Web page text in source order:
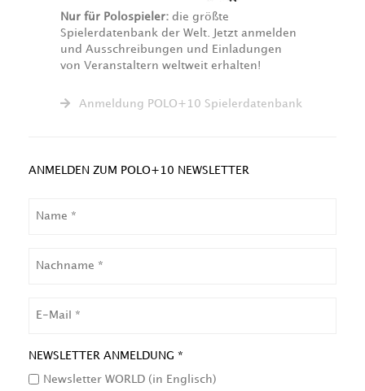
Nur für Polospieler: die größte
Spielerdatenbank der Welt. Jetzt anmelden
und Ausschreibungen und Einladungen
von Veranstaltern weltweit erhalten!
Anmeldung POLO+10 Spielerdatenbank
ANMELDEN ZUM POLO+10 NEWSLETTER
NEWSLETTER ANMELDUNG *
Newsletter WORLD (in Englisch)